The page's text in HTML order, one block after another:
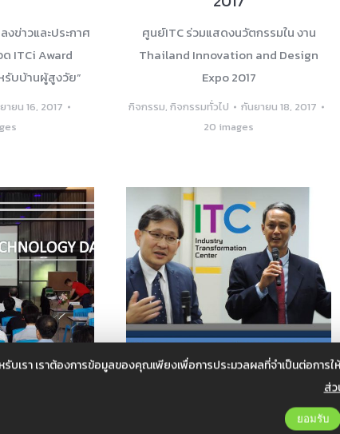
รา เราต้องการข้อมูลของคุณเพียงเพื่อการประมวลผลที่จำเป็นต่อการ
ส่
ยอมรับ
งข่าวและประกาศ
ITCi Award
รับบ้านผู้สูงวัย”
ายน 16, 2017
ศูนย์ITC ร่วมแสดงนวัตกรรมใน งาน
Thailand Innovation and Design
Expo 2017
กิจกรรม, กิจกรรมทั่วไป
กันยายน 18, 2017
20 images
กิจกรรมสัมมนา ศูนย์ปฏิรูป